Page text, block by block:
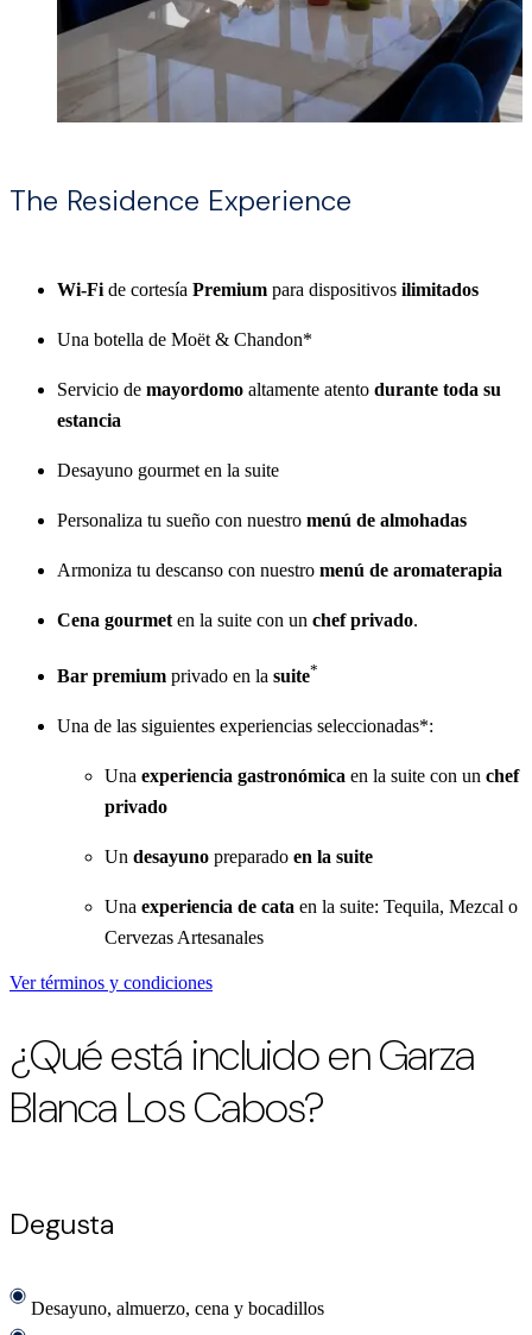
The Residence Experience
Wi-Fi de cortesía Premium para dispositivos ilimitados
Una botella de Moët & Chandon*
Servicio de mayordomo altamente atento durante toda su
estancia
Desayuno gourmet en la suite
Personaliza tu sueño con nuestro menú de almohadas
Armoniza tu descanso con nuestro menú de aromaterapia
Cena gourmet en la suite con un chef privado.
Bar premium privado en la suite*
Una de las siguientes experiencias seleccionadas*:
Una experiencia gastronómica en la suite con un chef
privado
Un desayuno preparado en la suite
Una experiencia de cata en la suite: Tequila, Mezcal o
Cervezas Artesanales
Ver términos y condiciones
¿Qué está incluido en Garza
Blanca Los Cabos?
Degusta
Desayuno, almuerzo, cena y bocadillos